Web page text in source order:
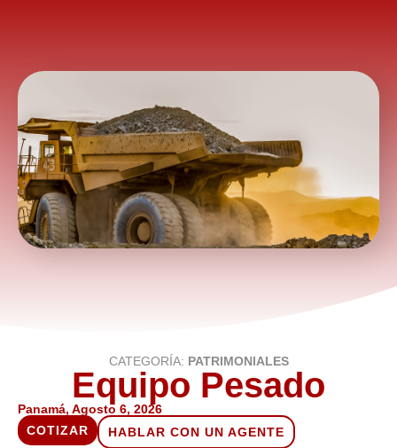
CATEGORÍA: PATRIMONIALES
Equipo Pesado
Panamá, Agosto 6, 2026
COTIZAR
HABLAR CON UN AGENTE